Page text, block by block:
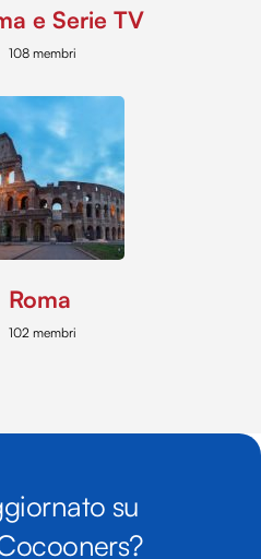
e Serie TV
108 membri
Roma
102 membri
su